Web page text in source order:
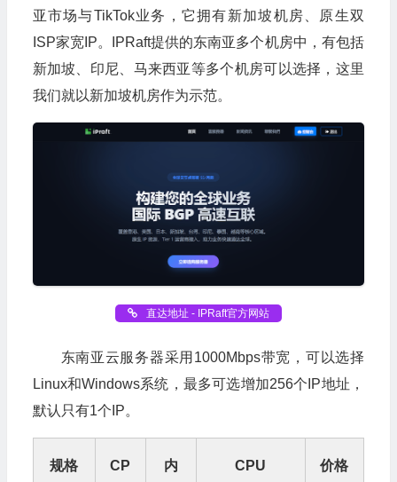
亚市场与TikTok业务，它拥有新加坡机房、原生双
ISP家宽IP。IPRaft提供的东南亚多个机房中，有包括
新加坡、印尼、马来西亚等多个机房可以选择，这里
我们就以新加坡机房作为示范。
直达地址 - IPRaft官方网站
东南亚云服务器采用1000Mbps带宽，可以选择
Linux和Windows系统，最多可选增加256个IP地址，
默认只有1个IP。
规格
CP
内
CPU 价格